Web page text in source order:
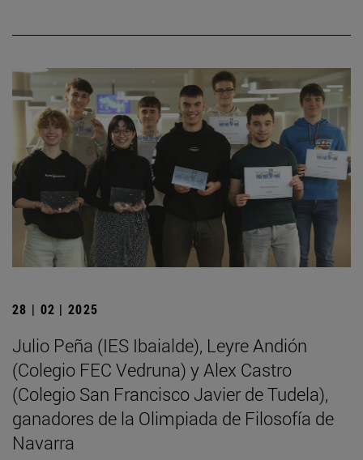
28 | 02 | 2025
Julio Peña (IES Ibaialde), Leyre Andión
(Colegio FEC Vedruna) y Alex Castro
(Colegio San Francisco Javier de Tudela),
ganadores de la Olimpiada de Filosofía de
Navarra